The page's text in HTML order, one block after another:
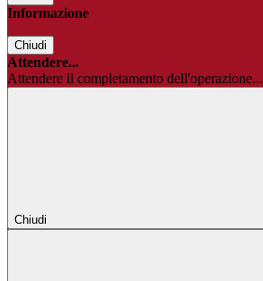
Informazione
Chiudi
Attendere...
Attendere il completamento dell'operazione...
Chiudi